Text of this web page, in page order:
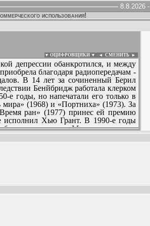
8.8.2026 -
использования!
▼ ОЦИФРОВЩИКИ ▼ ◄ СМЕНИТЬ ►
депрессии обанкротился, и между
благодаря радиопередачам -
В 14 лет за сочиненный Берил
Бенйбридж работала клерком
е годы, но напечатали его только в
(1968) и «Портниха» (1973). За
ран» (1977) принес ей премию
исполнил Хью Грант. В 1990-е годы
романы «Мальчики на день
Помимо ряда литературных премий
В 2000 году писательница была
: